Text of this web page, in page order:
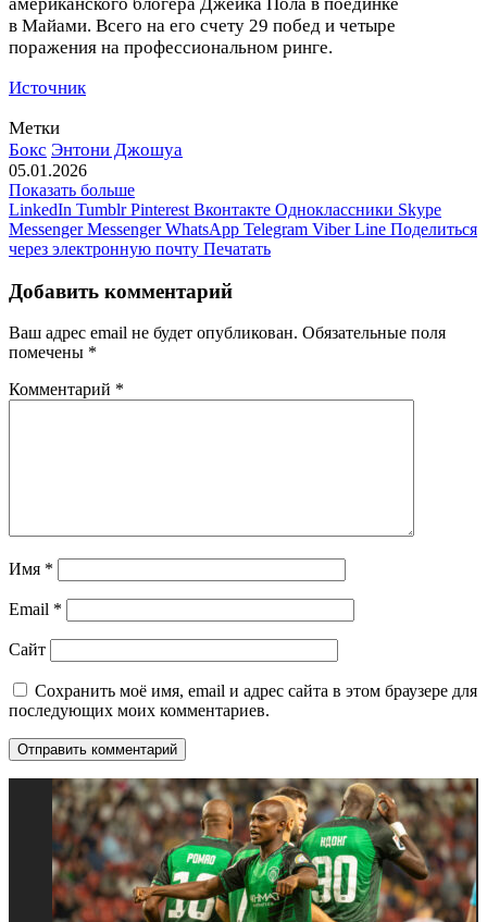
в Майами. Всего на его счету 29 побед и четыре
поражения на профессиональном ринге.
Источник
Метки
Бокс Энтони Джошуа
05.01.2026
Показать больше
LinkedIn Tumblr Pinterest Вконтакте Одноклассники Skype
Messenger Messenger WhatsApp Telegram Viber Line Поделиться
через электронную почту Печатать
Добавить комментарий
Ваш адрес email не будет опубликован. Обязательные поля
помечены *
Комментарий *
Имя *
Email *
Сайт
Сохранить моё имя, email и адрес сайта в этом браузере для
последующих моих комментариев.